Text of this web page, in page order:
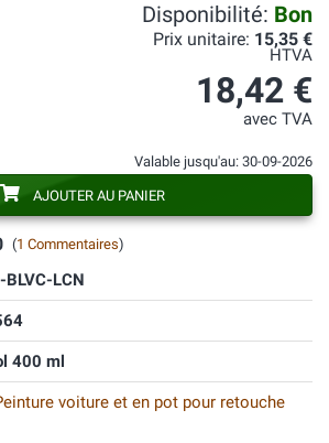
(1 Commentaires)
BLVC-LCN
400 ml
voiture et en pot pour retouche
Disponibilité: Bon
Prix unitaire: 15,35 €
HTVA
18,42 €
avec TVA
Valable jusqu'au: 30-09-2026
AJOUTER AU PANIER